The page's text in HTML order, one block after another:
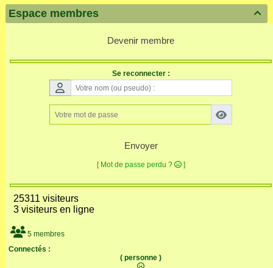

Espace membres
Devenir membre
Se reconnecter :
Envoyer
[ Mot de passe perdu ? ]
25311 visiteurs
3 visiteurs en ligne
5 membres
Connectés :
( personne )